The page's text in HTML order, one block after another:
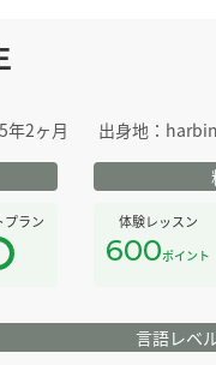
5年2ヶ月 出身地： harbin
プラン 体験レッスン
600ポイント
言語レベ